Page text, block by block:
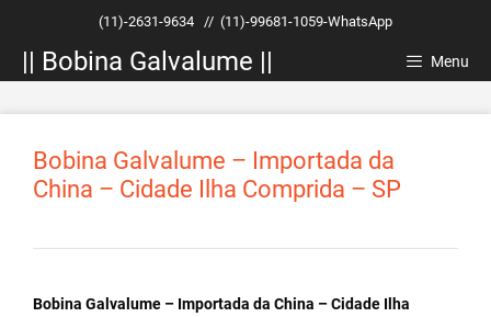
conteúdo
(11)-2631-9634 // (11)-99681-1059-WhatsApp
|| Bobina Galvalume || Menu
Bobina Galvalume – Importada da
China – Cidade Ilha Comprida – SP
Bobina Galvalume – Importada da China – Cidade Ilha